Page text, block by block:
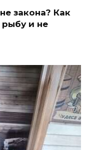
закона? Как
рыбу и не